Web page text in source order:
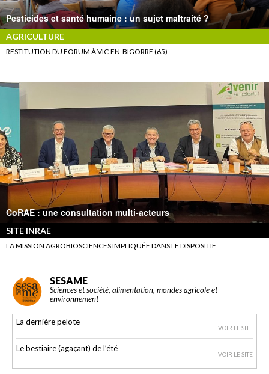
Pesticides et santé humaine : un sujet maltraité ?
AGRICULTURE
RESTITUTION DU FORUM À VIC-EN-BIGORRE (65)
CoRAE : une consultation multi-acteurs
SITE INRAE
LA MISSION AGROBIOSCIENCES IMPLIQUÉE DANS LE DISPOSITIF
SESAME
Sciences et société, alimentation, mondes agricole et
environnement
La dernière pelote
VOIR LE SITE
Le bestiaire (agaçant) de l’été
VOIR LE SITE